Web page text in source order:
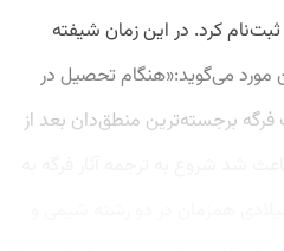
کرد. در این زمان شیفته
می‌گوید:«هنگام تحصیل در
برجسته‌ترین منطق‌دان بعد از